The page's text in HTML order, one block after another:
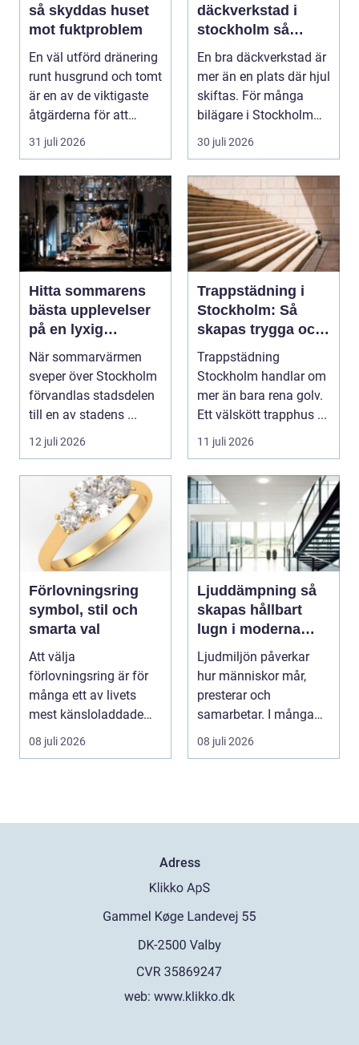
så skyddas huset
mot fuktproblem
En väl utförd dränering
runt husgrund och tomt
är en av de viktigaste
åtgärderna för att
undvika fuk...
31 juli 2026
däckverkstad i
stockholm så
väljer du tryggt
och smart
En bra däckverkstad är
mer än en plats där hjul
skiftas. För många
bilägare i Stockholm
handlar vale...
30 juli 2026
Hitta sommarens
bästa upplevelser
på en lyxig
uteservering på
Östermalm
När sommarvärmen
sveper över Stockholm
förvandlas stadsdelen
till en av stadens ...
12 juli 2026
Trappstädning i
Stockholm: Så
skapas trygga och
trivsamma
trapphus
Trappstädning
Stockholm handlar om
mer än bara rena golv.
Ett välskött trapphus ...
11 juli 2026
Förlovningsring
symbol, stil och
smarta val
Att välja
förlovningsring är för
många ett av livets
mest känsloladdade
beslut. Ringen ska
spegla kä...
08 juli 2026
Ljuddämpning så
skapas hållbart
lugn i moderna
lokaler
Ljudmiljön påverkar
hur människor mår,
presterar och
samarbetar. I många
kontor, skolor och
offentli...
08 juli 2026
Adress
web: www.klikko.dk